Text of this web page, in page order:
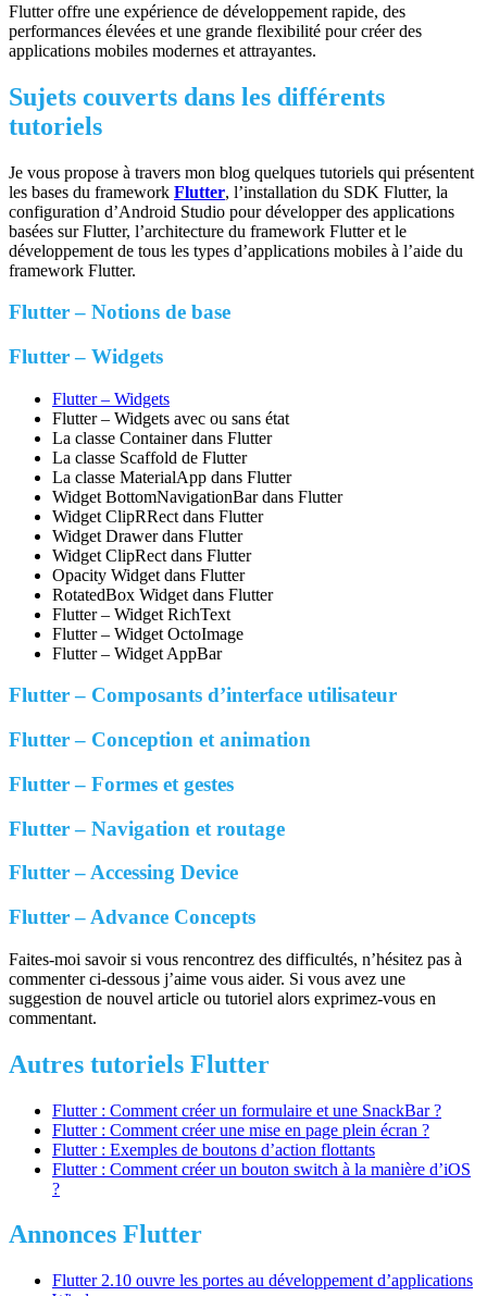
Flutter offre une expérience de développement rapide, des
performances élevées et une grande flexibilité pour créer des
applications mobiles modernes et attrayantes.
Sujets couverts dans les différents
tutoriels
Je vous propose à travers mon blog quelques tutoriels qui présentent
les bases du framework Flutter, l’installation du SDK Flutter, la
configuration d’Android Studio pour développer des applications
basées sur Flutter, l’architecture du framework Flutter et le
développement de tous les types d’applications mobiles à l’aide du
framework Flutter.
Flutter – Notions de base
Flutter – Widgets
Flutter – Widgets
Flutter – Widgets avec ou sans état
La classe Container dans Flutter
La classe Scaffold de Flutter
La classe MaterialApp dans Flutter
Widget BottomNavigationBar dans Flutter
Widget ClipRRect dans Flutter
Widget Drawer dans Flutter
Widget ClipRect dans Flutter
Opacity Widget dans Flutter
RotatedBox Widget dans Flutter
Flutter – Widget RichText
Flutter – Widget OctoImage
Flutter – Widget AppBar
Flutter – Composants d’interface utilisateur
Flutter – Conception et animation
Flutter – Formes et gestes
Flutter – Navigation et routage
Flutter – Accessing Device
Flutter – Advance Concepts
Faites-moi savoir si vous rencontrez des difficultés, n’hésitez pas à
commenter ci-dessous j’aime vous aider. Si vous avez une
suggestion de nouvel article ou tutoriel alors exprimez-vous en
commentant.
Autres tutoriels Flutter
Flutter : Comment créer un formulaire et une SnackBar ?
Flutter : Comment créer une mise en page plein écran ?
Flutter : Exemples de boutons d’action flottants
Flutter : Comment créer un bouton switch à la manière d’iOS
?
Annonces Flutter
Flutter 2.10 ouvre les portes au développement d’applications